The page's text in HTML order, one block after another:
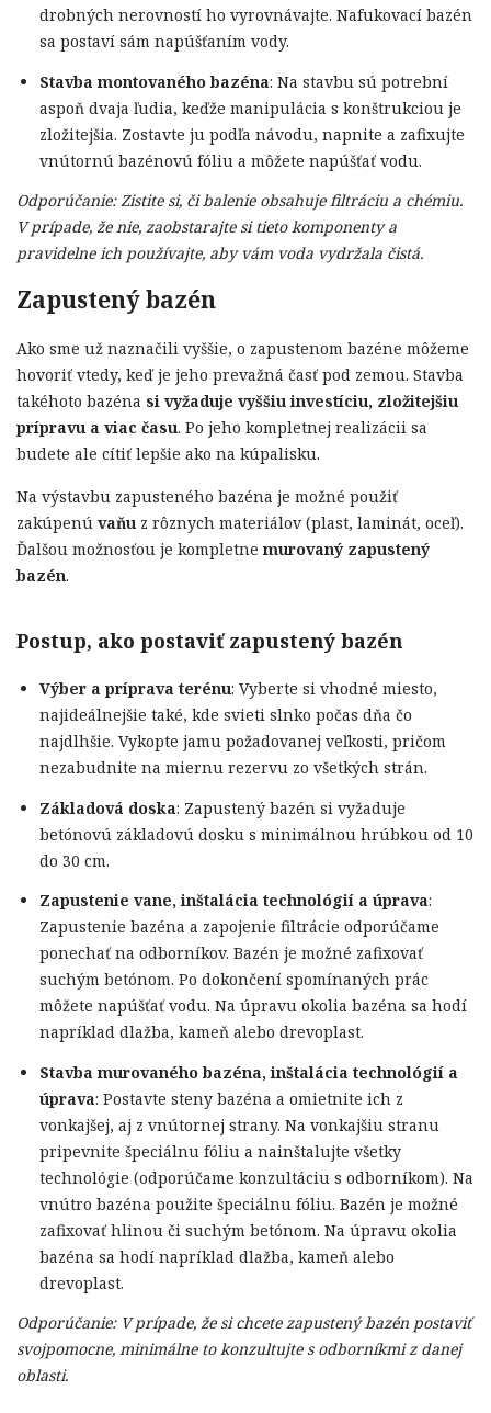
drobných nerovností ho vyrovnávajte. Nafukovací bazén
sa postaví sám napúšťaním vody.
Stavba montovaného bazéna: Na stavbu sú potrební
aspoň dvaja ľudia, keďže manipulácia s konštrukciou je
zložitejšia. Zostavte ju podľa návodu, napnite a zafixujte
vnútornú bazénovú fóliu a môžete napúšťať vodu.
Odporúčanie: Zistite si, či balenie obsahuje filtráciu a chémiu.
V prípade, že nie, zaobstarajte si tieto komponenty a
pravidelne ich používajte, aby vám voda vydržala čistá.
Zapustený bazén
Ako sme už naznačili vyššie, o zapustenom bazéne môžeme
hovoriť vtedy, keď je jeho prevažná časť pod zemou. Stavba
takéhoto bazéna si vyžaduje vyššiu investíciu, zložitejšiu
prípravu a viac času. Po jeho kompletnej realizácii sa
budete ale cítiť lepšie ako na kúpalisku.
Na výstavbu zapusteného bazéna je možné použiť
zakúpenú vaňu z rôznych materiálov (plast, laminát, oceľ).
Ďalšou možnosťou je kompletnemurovaný zapustený
bazén.
Postup, ako postaviť zapustený bazén
Výber a príprava terénu: Vyberte si vhodné miesto,
najideálnejšie také, kde svieti slnko počas dňa čo
najdlhšie. Vykopte jamu požadovanej veľkosti, pričom
nezabudnite na miernu rezervu zo všetkých strán.
Základová doska: Zapustený bazén si vyžaduje
betónovú základovú dosku s minimálnou hrúbkou od 10
do 30 cm.
Zapustenie vane, inštalácia technológií a úprava:
Zapustenie bazéna a zapojenie filtrácie odporúčame
ponechať na odborníkov. Bazén je možné zafixovať
suchým betónom. Po dokončení spomínaných prác
môžete napúšťať vodu. Na úpravu okolia bazéna sa hodí
napríklad dlažba, kameň alebo drevoplast.
Stavba murovaného bazéna, inštalácia technológií a
úprava: Postavte steny bazéna a omietnite ich z
vonkajšej, aj z vnútornej strany. Na vonkajšiu stranu
pripevnite špeciálnu fóliu a nainštalujte všetky
technológie (odporúčame konzultáciu s odborníkom). Na
vnútro bazéna použite špeciálnu fóliu. Bazén je možné
zafixovať hlinou či suchým betónom. Na úpravu okolia
bazéna sa hodí napríklad dlažba, kameň alebo
drevoplast.
Odporúčanie: V prípade, že si chcete zapustený bazén postaviť
svojpomocne, minimálne to konzultujte s odborníkmi z danej
oblasti.